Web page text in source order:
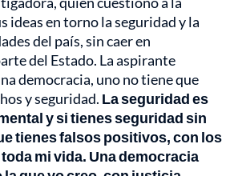
ideas en torno la seguridad y la
del país, sin caer en
del Estado. La aspirante
democracia, uno no tiene que
y seguridad. La seguridad es
y si tienes seguridad sin
tienes falsos positivos, con los
mi vida. Una democracia